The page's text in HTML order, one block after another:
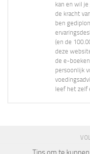
kan en wil
de kracht
ben
(en de
deze
de e-
persoonlijk
leef het zelf